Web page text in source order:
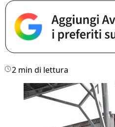
2 min di lettura